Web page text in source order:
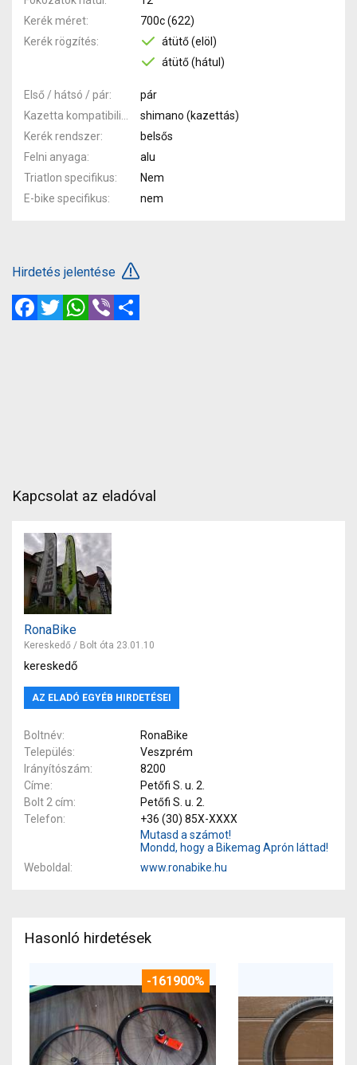
Kerék méret
700c (622)
Kerék rögzítés
átütő (elöl)
átütő (hátul)
Első / hátsó / pár
pár
shimano (kazettás)
Kerék rendszer
belsős
Felni anyaga
alu
Triatlon specifikus
Nem
E-bike specifikus
nem
Hirdetés jelentése
FacebookTwitterWhatsApp
Viber
Kapcsolat az eladóval
RonaBike
Kereskedő / Bolt óta 23.01.10
kereskedő
AZ ELADÓ EGYÉB HIRDETÉSEI
Boltnév
RonaBike
Település
Veszprém
Irányítószám
8200
Címe
Petőfi S. u. 2.
Bolt 2 cím
Petőfi S. u. 2.
Telefon
+36 (30) 85X-XXXX
Mutasd a számot!
Mondd, hogy a Bikemag Aprón láttad!
Weboldal
www.ronabike.hu
Hasonló hirdetések
-161900%